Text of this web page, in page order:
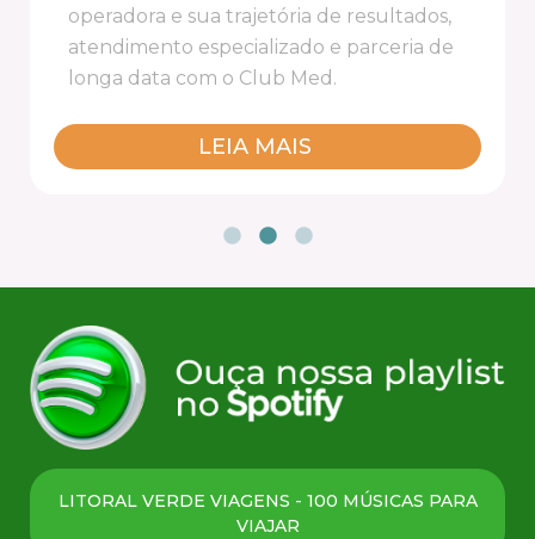
a família, programação infantil, espaços
esportivos e experiências gastronômicas
oferecidas pelo empreendimento.
LEIA MAIS
LITORAL VERDE VIAGENS - 100 MÚSICAS PARA
VIAJAR